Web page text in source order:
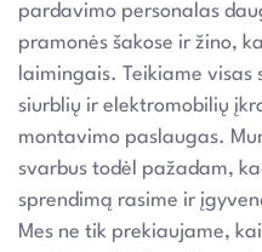
pardavimo personalas
pramonės šakose ir žino,
laimingais. Teikiame visas
siurblių ir elektromobilių
montavimo paslaugas.
svarbus todėl pažadam,
sprendimą rasime ir
Mes ne tik prekiaujame,